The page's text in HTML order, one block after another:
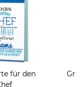
für den